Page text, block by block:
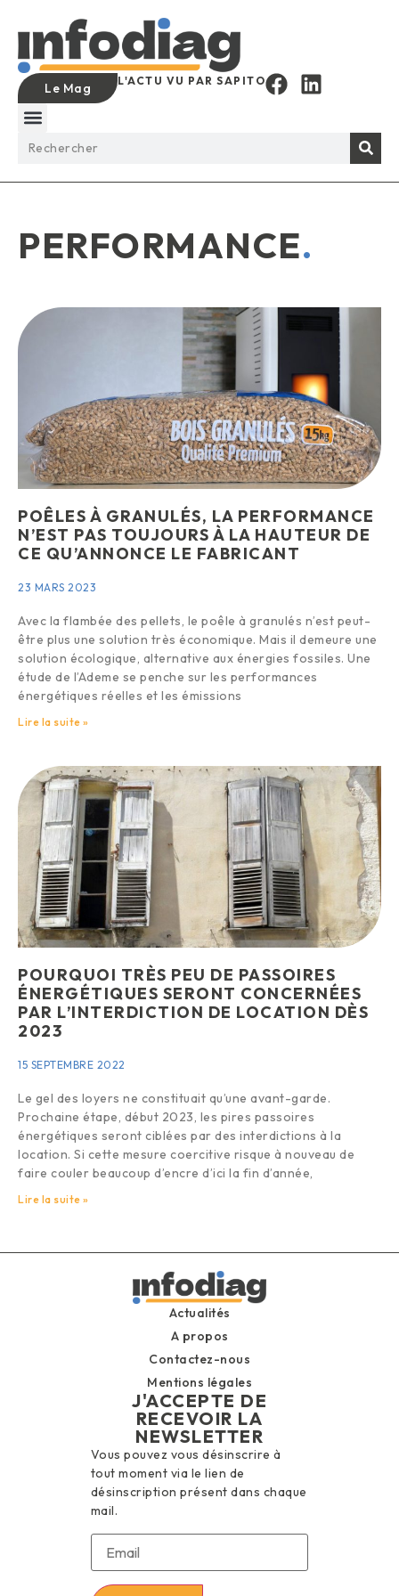
Le Mag L'ACTU VU PAR SAPITO
PERFORMANCE.
POÊLES À GRANULÉS, LA PERFORMANCE
N’EST PAS TOUJOURS À LA HAUTEUR DE
CE QU’ANNONCE LE FABRICANT
23 MARS 2023
Avec la flambée des pellets, le poêle à granulés n’est peut-
être plus une solution très économique. Mais il demeure une
solution écologique, alternative aux énergies fossiles. Une
étude de l’Ademe se penche sur les performances
énergétiques réelles et les émissions
Lire la suite »
POURQUOI TRÈS PEU DE PASSOIRES
ÉNERGÉTIQUES SERONT CONCERNÉES
PAR L’INTERDICTION DE LOCATION DÈS
2023
15 SEPTEMBRE 2022
Le gel des loyers ne constituait qu’une avant-garde.
Prochaine étape, début 2023, les pires passoires
énergétiques seront ciblées par des interdictions à la
location. Si cette mesure coercitive risque à nouveau de
faire couler beaucoup d’encre d’ici la fin d’année,
Lire la suite »
Actualités
A propos
Contactez-nous
Mentions légales
J'ACCEPTE DE
RECEVOIR LA
NEWSLETTER
Vous pouvez vous désinscrire à
tout moment via le lien de
désinscription présent dans chaque
mail.